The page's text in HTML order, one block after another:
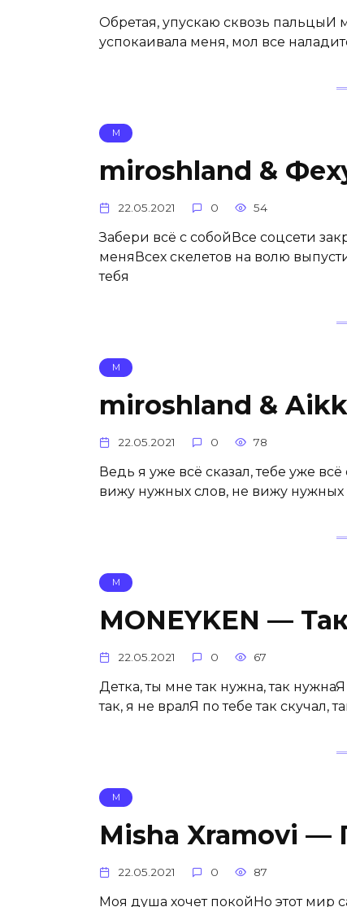
Обретая, упускаю сквозь пальцыИ
успокаивала меня, мол все
М
miroshland &
22.05.2021 0 54
Забери всё с собойВсе соцсети
меняВсех скелетов на волю
тебя
М
miroshland &
22.05.2021 0 78
Ведь я уже всё сказал, тебе уже
вижу нужных слов, не вижу
М
MONEYKEN —
22.05.2021 0 67
Детка, ты мне так нужна, так
так, я не вралЯ по тебе так скучал,
М
Misha Xramovi —
22.05.2021 0 87
Моя душа хочет покойНо этот мир